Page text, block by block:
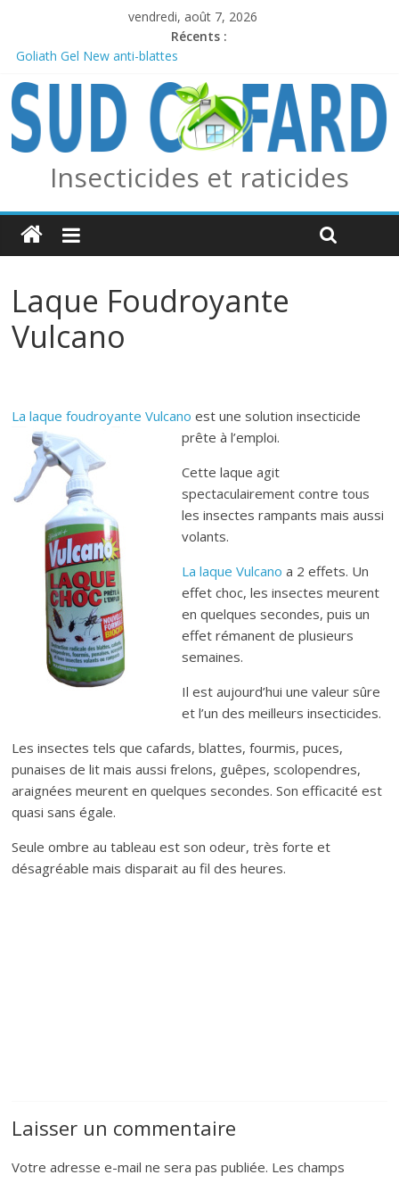
vendredi, août 7, 2026
Récents :
Goliath Gel New anti-blattes
Edialux / Absolut Professionnel
PERMAX 100 EC
REPELINE – Répulsif Moustiques, Tiques et Phlébotomes
OUTCAST ANTI FOURMIS
Insecticides et raticides
Laque Foudroyante
Vulcano
La laque foudroyante Vulcanoest une solution insecticide
prête à l’emploi.
Cette laque agit
spectaculairement contre tous
les insectes rampants mais aussi
volants.
La laque Vulcano a 2 effets. Un
effet choc, les insectes meurent
en quelques secondes, puis un
effet rémanent de plusieurs
semaines.
Il est aujourd’hui une valeur sûre
et l’un des meilleurs insecticides.
Les insectes tels que cafards, blattes, fourmis, puces,
punaises de lit mais aussi frelons, guêpes, scolopendres,
araignées meurent en quelques secondes. Son efficacité est
quasi sans égale.
Seule ombre au tableau est son odeur, très forte et
désagréable mais disparait au fil des heures.
Laisser un commentaire
Votre adresse e-mail ne sera pas publiée. Les champs